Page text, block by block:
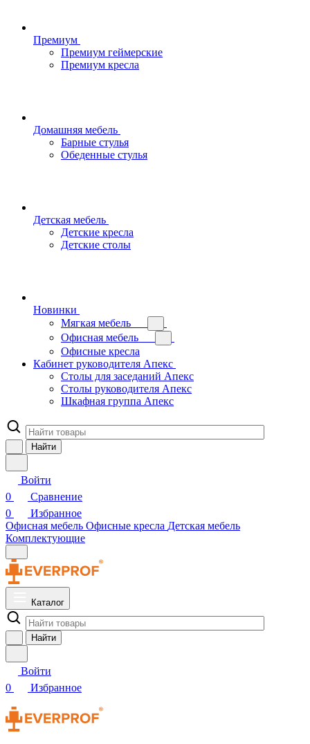
Премиум
Премиум геймерские
Премиум кресла
Домашняя мебель
Барные стулья
Обеденные стулья
Детская мебель
Детские кресла
Детские столы
Новинки
Мягкая мебель
Офисная мебель
Офисные кресла
Кабинет руководителя Апекс
Столы для заседаний Апекс
Столы руководителя Апекс
Шкафная группа Апекс
Найти
Войти
0
Сравнение
0
Избранное
Офисная мебель Офисные кресла Детская мебель
Комплектующие
Каталог
Найти
Войти
0
Избранное